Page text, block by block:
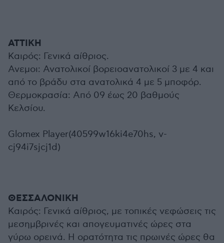
ΑΤΤΙΚΗ
Καιρός: Γενικά αίθριος.
Ανεμοι: Ανατολικοί βορειοανατολικοί 3 με 4 και
από το βράδυ στα ανατολικά 4 με 5 μποφόρ.
Θερμοκρασία: Από 09 έως 20 βαθμούς
Κελσίου.
Glomex Player(40599w16ki4e70hs, v-
cj94i7sjcj1d)
ΘΕΣΣΑΛΟΝΙΚΗ
Καιρός: Γενικά αίθριος, με τοπικές νεφώσεις τις
μεσημβρινές και απογευματινές ώρες στα
γύρω ορεινά. Η ορατότητα τις πρωινές ώρες θα